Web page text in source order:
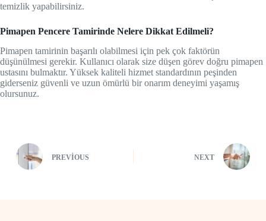
temizlik yapabilirsiniz.
Pimapen Pencere Tamirinde Nelere Dikkat Edilmeli?
Pimapen tamirinin başarılı olabilmesi için pek çok faktörün
düşünülmesi gerekir. Kullanıcı olarak size düşen görev doğru pimapen
ustasını bulmaktır. Yüksek kaliteli hizmet standardının peşinden
giderseniz güvenli ve uzun ömürlü bir onarım deneyimi yaşamış
olursunuz.
PREVIOUS NEXT